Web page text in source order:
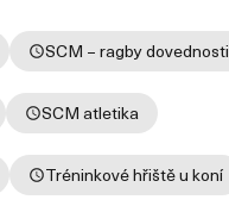
SCM – ragby dovednosti
SCM atletika
Tréninkové hřiště u koní